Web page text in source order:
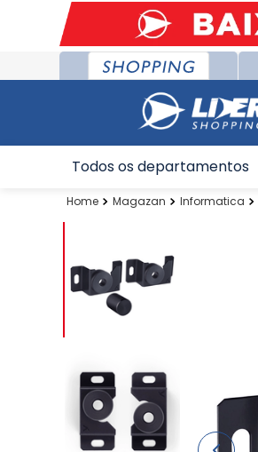
Todos os departamentos
Magazan Informatica